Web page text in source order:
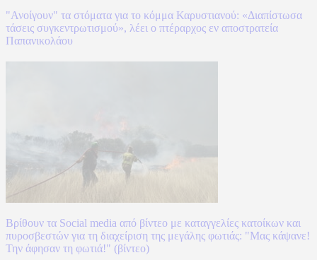
"Ανοίγουν" τα στόματα για το κόμμα Καρυστιανού: «Διαπίστωσα
τάσεις συγκεντρωτισμού», λέει ο πτέραρχος εν αποστρατεία
Παπανικολάου
Βρίθουν τα Social media από βίντεο με καταγγελίες κατοίκων και
πυροσβεστών για τη διαχείριση της μεγάλης φωτιάς: "Μας κάψανε!
Την άφησαν τη φωτιά!" (βίντεο)